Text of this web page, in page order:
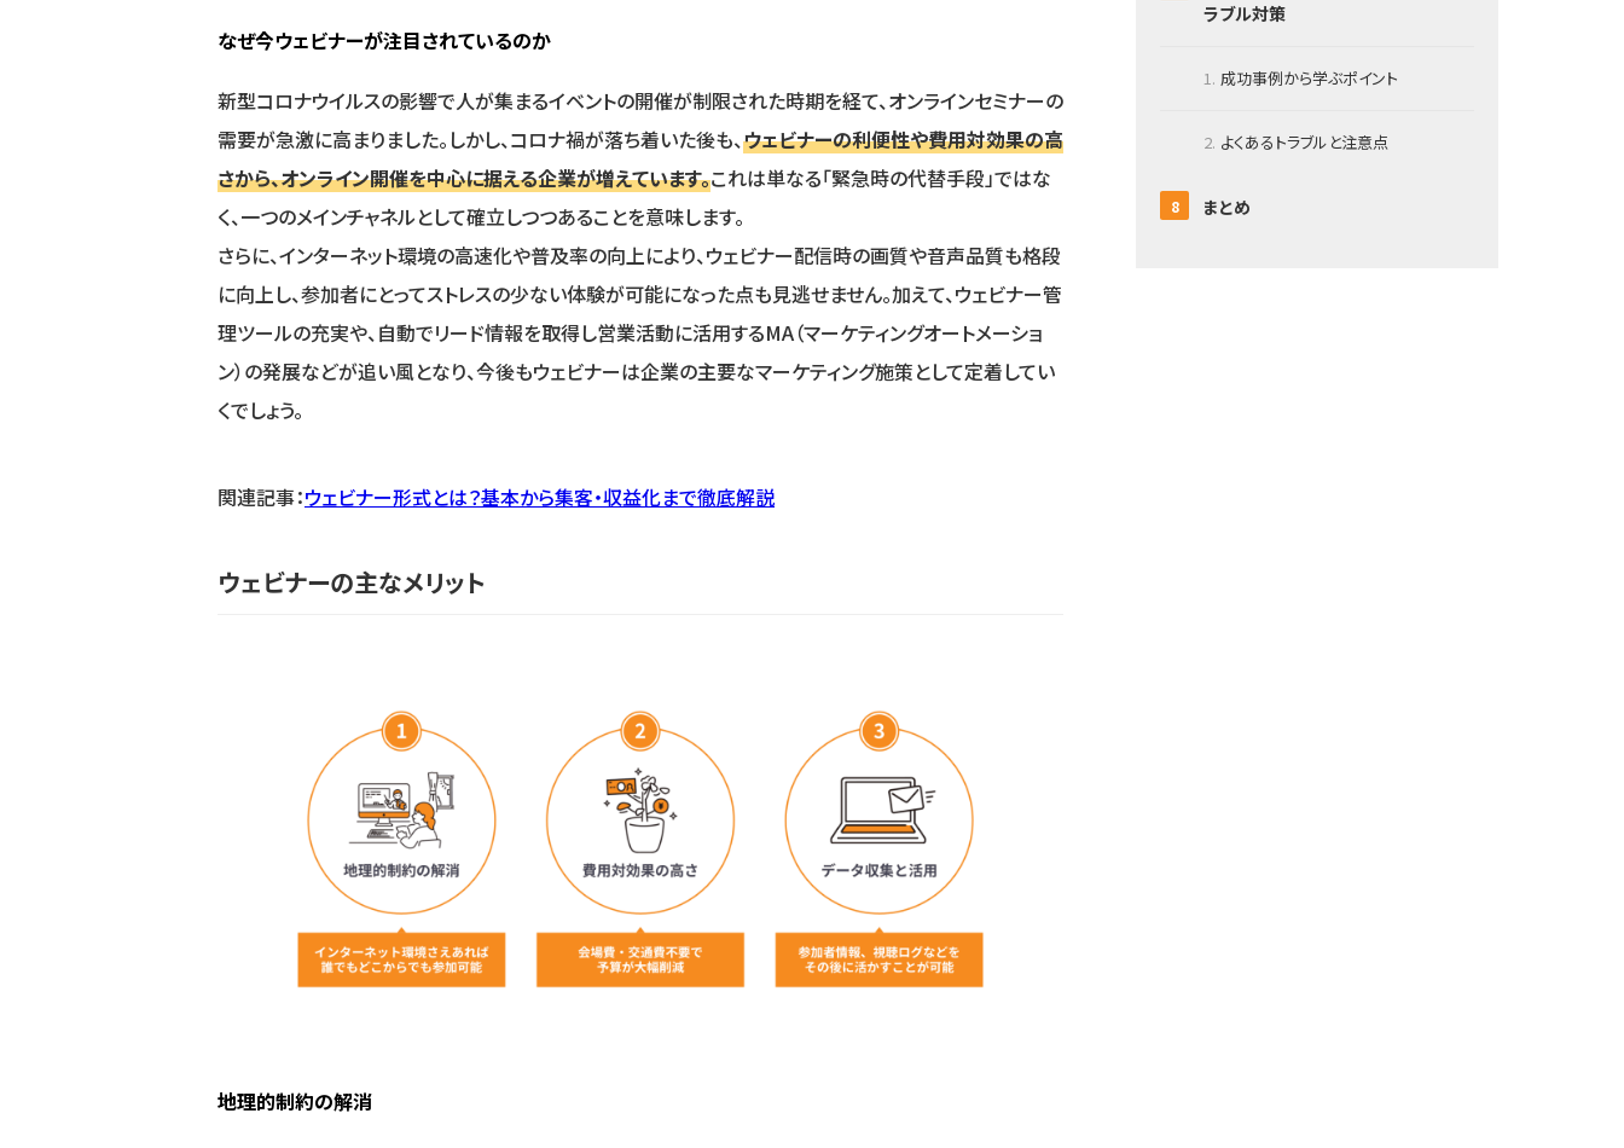
なぜ今ウェビナーが注目されているのか
新型コロナウイルスの影響で人が集まるイベントの開催が制限された時期を経て、オンラインセミナーの
需要が急激に高まりました。しかし、コロナ禍が落ち着いた後も、ウェビナーの利便性や費用対効果の高
さから、オンライン開催を中心に据える企業が増えています。これは単なる「緊急時の代替手段」ではな
く、一つのメインチャネルとして確立しつつあることを意味します。
さらに、インターネット環境の高速化や普及率の向上により、ウェビナー配信時の画質や音声品質も格段
に向上し、参加者にとってストレスの少ない体験が可能になった点も見逃せません。加えて、ウェビナー管
理ツールの充実や、自動でリード情報を取得し営業活動に活用するMA（マーケティングオートメーショ
ン）の発展などが追い風となり、今後もウェビナーは企業の主要なマーケティング施策として定着してい
くでしょう。
関連記事：ウェビナー形式とは？基本から集客・収益化まで徹底解説
ウェビナーの主なメリット
地理的制約の解消
ラブル対策
成功事例から学ぶポイント
よくあるトラブルと注意点
まとめ